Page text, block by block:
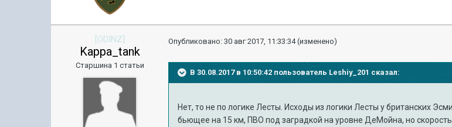
[ODINZ]
Kappa_tank
Старшина 1 статьи
Опубликовано:30 авг 2017, 11:33:34 (изменено)
В 30.08.2017 в 10:50:42 пользователь Leshiy_201 сказал:
Нет, то не по логике Лесты. Исходы из логики Лесты у британских
бьющее на 15 км, ПВО под заградкой на уровне ДеМойна, но